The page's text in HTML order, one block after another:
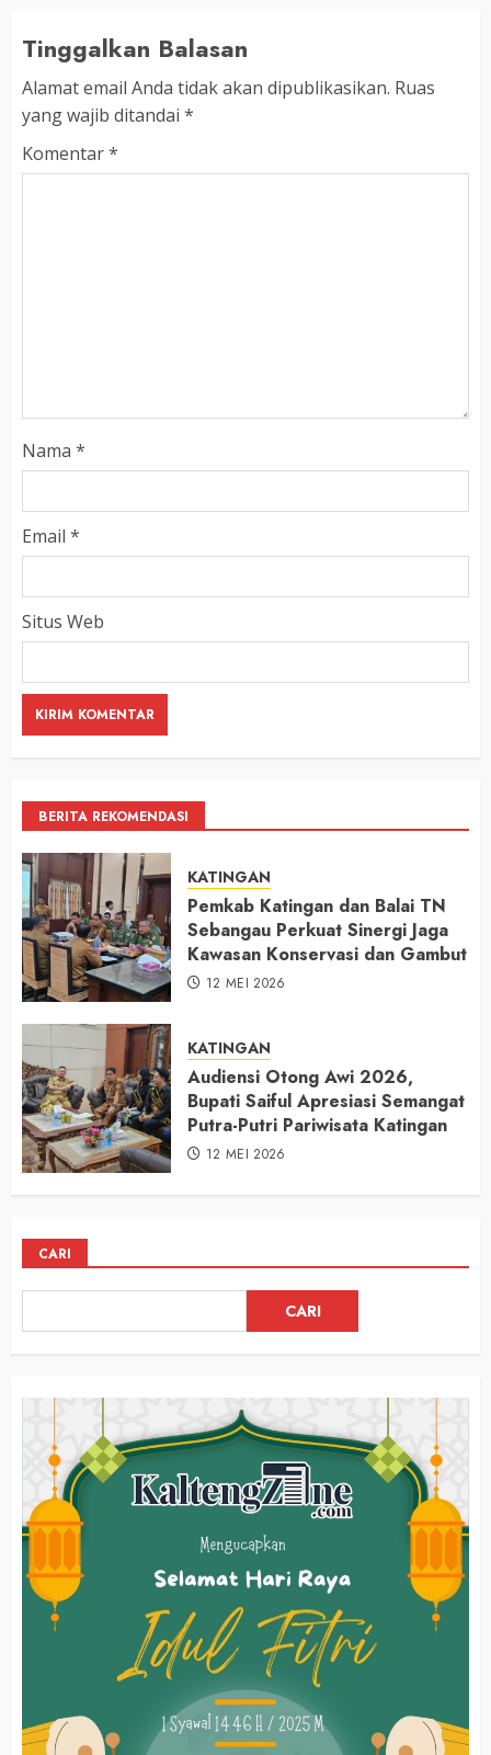
Tinggalkan Balasan
Alamat email Anda tidak akan dipublikasikan. Ruas
yang wajib ditandai *
Komentar*
Nama *
Email *
Situs Web
BERITA REKOMENDASI
KATINGAN
Pemkab Katingan dan Balai TN
Sebangau Perkuat Sinergi Jaga
Kawasan Konservasi dan Gambut
12 MEI 2026
KATINGAN
Audiensi Otong Awi 2026,
Bupati Saiful Apresiasi Semangat
Putra-Putri Pariwisata Katingan
12 MEI 2026
CARI
CARI